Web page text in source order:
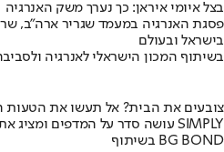
בצל איומי איראן: כך נערך משק האנרגיה
פסגת האנרגיה במעמד שגריר ארה"ב, שר
בישראל ובעולם
בשיתוף המכון הישראלי לאנרגיה
צובעים את הבית? אל תעשו את הטעות
מומחה BG BOND עושה סדר על המדפים ומציג את מותג הצבע SIMPLY
בשיתוף BG BOND